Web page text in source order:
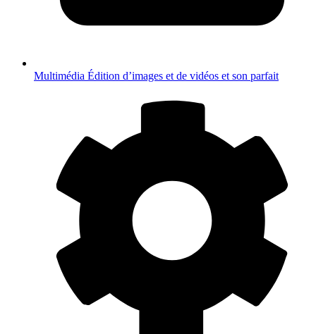
Multimédia Édition d’images et de vidéos et son parfait